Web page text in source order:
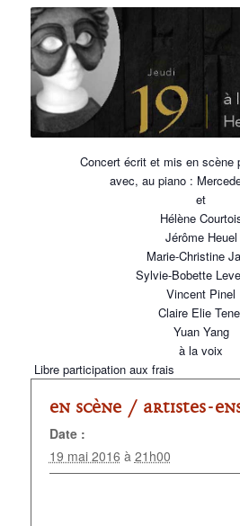
Concert écrit et mis en scène
avec, au piano :
et
Hélène
Jérôme Heuel
Marie-Christine
Sylvie-Bobette
Vincent Pinel
Claire Elie
Yuan Yang
à la voix
Libre participation aux frais
En scène / Artistes-
Date :
19 mai 2016 à 21h00